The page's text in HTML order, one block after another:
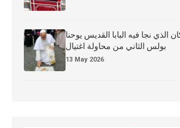
الذي نجا فيه البابا القديس يوحنا
بولس الثاني من محاولة اغتيال
13 May 2026